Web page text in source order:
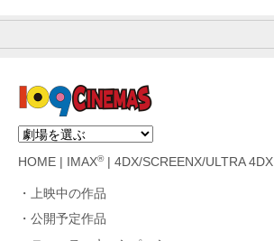
HOME IMAX®| 4DX/SCREENX/ULTRA 4DX
上映中の作品
公開予定作品